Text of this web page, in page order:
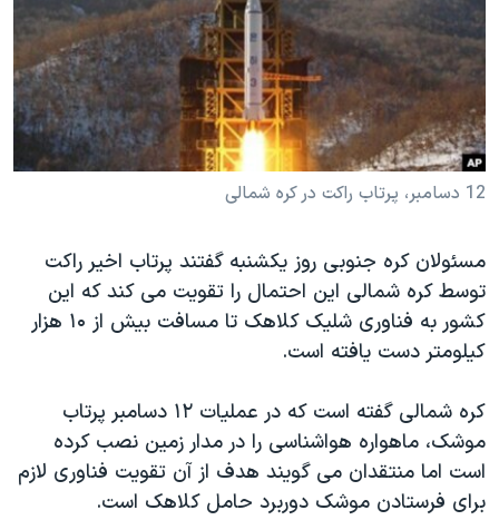
فرهنگ و زندگی
حقوق شهروندی
اقتصادی
علم و فناوری
آرشیو پخش زنده
مستندها
انتخابات ریاست جمهوری آمریکا ۲۰۲۴
حمله جمهوری اسلامی به اسرائیل
رمز مهسا
مجموعه مستندهای دادخواهی
تریبونال مردمی آبان ۹۸
دادگاه حمید نوری
قانون شفافیت دارائی کادر رهبری ایران
اعتراضات مردمی آبان ۹۸
اسرائیل در جنگ
دنبال کنید
زبانهای مختلف
12 دسامبر، پرتاب راکت در کره شمالی
مسئولان کره جنوبی روز یکشنبه گفتند پرتاب اخیر راکت
توسط کره شمالی این احتمال را تقویت می کند که این
کشور به فناوری شلیک کلاهک تا مسافت بیش از ۱۰ هزار
کیلومتر دست یافته است.
کره شمالی گفته است که در عملیات ۱۲ دسامبر پرتاب
موشک، ماهواره هواشناسی را در مدار زمین نصب کرده
است اما منتقدان می گویند هدف از آن تقویت فناوری لازم
برای فرستادن موشک دوربرد حامل کلاهک است.